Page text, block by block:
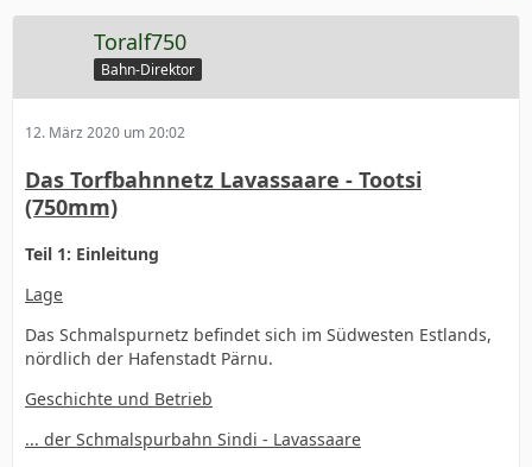
Toralf750
Bahn-Direktor
12. März 2020 um 20:02
Das Torfbahnnetz Lavassaare - Tootsi
(750mm)
Teil 1: Einleitung
Lage
Das Schmalspurnetz befindet sich im Südwesten Estlands,
nördlich der Hafenstadt Pärnu.
Geschichte und Betrieb
... der Schmalspurbahn Sindi - Lavassaare